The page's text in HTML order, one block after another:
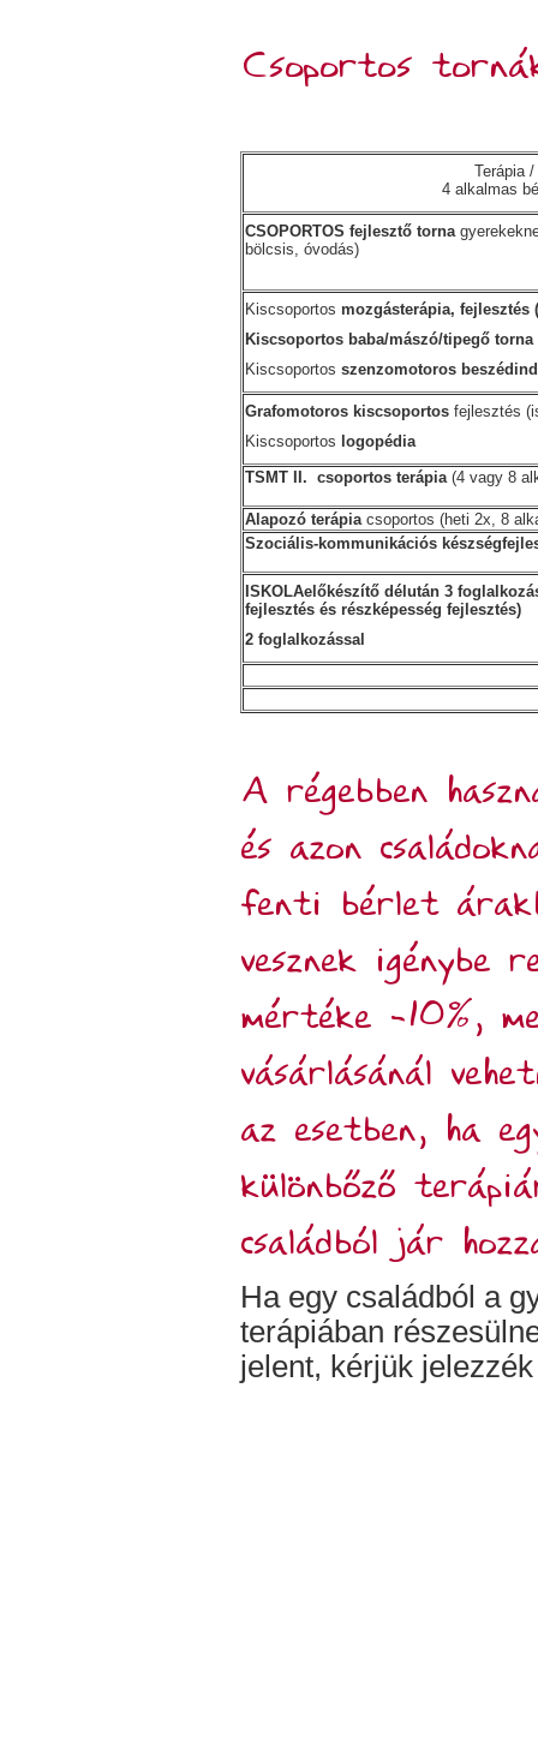
Csoportos
Terápia
4 alkalmas
CSOPORTOS fejlesztő torna
bölcsis, óvodás)
Kiscsoportos mozgásterápia, fejlesztés
Kiscsoportos baba/mászó/tipegő torna
Kiscsoportos szenzomotoros
Grafomotoros kiscsoportos fejlesztés
Kiscsoportos logopédia
TSMT II. csoportos terápia (4 vagy 8
Alapozó terápiacsoportos (heti 2x, 8
Szociális-kommunikációs
ISKOLAelőkészítő délután 3
fejlesztés és részképesség fejlesztés)
2 foglalkozással
A régebben
és azon
fenti bérlet
vesznek igénybe
mértéke -10%,
vásárlásánál
az esetben, ha
különbőző
családból jár
Ha egy családból a
terápiában
jelent, kérjük